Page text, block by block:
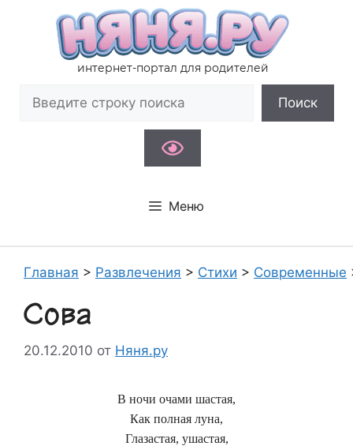
содержимому
интернет-портал для родителей
Поиск
Меню
Главная > Развлечения > Стихи > Современные
Сова
20.12.2010 от Няня.ру
В ночи очами шастая,
Как полная луна,
Глазастая, ушастая,